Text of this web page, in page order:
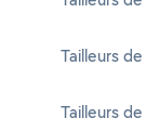
Tailleurs
Tailleurs